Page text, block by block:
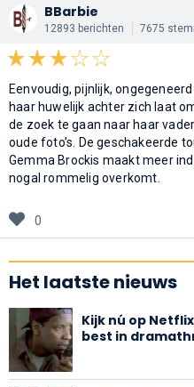
BBarbie
12893 berichten 7675
Eenvoudig, pijnlijk,
haar huwelijk achter zich laat
de zoek te gaan naar haar
oude foto’s. De geschakeerde
Gemma Brockis maakt meer
nogal rommelig overkomt.
0
Het laatste nieuws
Kijk nú op
best in